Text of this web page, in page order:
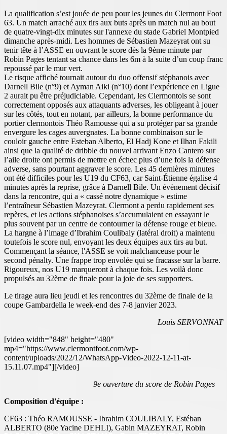
La qualification s’est jouée de peu pour les jeunes du Clermont Foot
63. Un match arraché aux tirs aux buts après un match nul au bout
de quatre-vingt-dix minutes sur l'annexe du stade Gabriel Montpied
dimanche après-midi. Les hommes de Sébastien Mazeyrat ont su
tenir tête à l’ASSE en ouvrant le score dès la 9ème minute par
Robin Pages tentant sa chance dans les 6m à la suite d’un coup franc
repoussé par le mur vert.
Le risque affiché tournait autour du duo offensif stéphanois avec
Darnell Bile (n°9) et Ayman Aiki (n°10) dont l’expérience en Ligue
2 aurait pu être préjudiciable. Cependant, les Clermontois se sont
correctement opposés aux attaquants adverses, les obligeant à jouer
sur les côtés, tout en notant, par ailleurs, la bonne performance du
portier clermontois Théo Ramousse qui a su protéger par sa grande
envergure les cages auvergnates. La bonne combinaison sur le
couloir gauche entre Esteban Alberto, El Hadj Kone et Ilhan Fakili
ainsi que la qualité de dribble du nouvel arrivant Enzo Cantero sur
l’aile droite ont permis de mettre en échec plus d’une fois la défense
adverse, sans pourtant aggraver le score. Les 45 dernières minutes
ont été difficiles pour les U19 du CF63, car Saint-Étienne égalise 4
minutes après la reprise, grâce à Darnell Bile. Un évènement décisif
dans la rencontre, qui a « cassé notre dynamique » estime
l’entraîneur Sébastien Mazeyrat. Clermont a perdu rapidement ses
repères, et les actions stéphanoises s’accumulaient en essayant le
plus souvent par un centre de contourner la défense rouge et bleue.
La hargne à l’image d’Ibrahim Coulibaly (latéral droit) a maintenu
toutefois le score nul, envoyant les deux équipes aux tirs au but.
Commençant la séance, l'ASSE se voit malchanceuse pour le
second pénalty. Une frappe trop envolée qui se fracasse sur la barre.
Rigoureux, nos U19 marqueront à chaque fois. Les voilà donc
propulsés au 32ème de finale pour la joie de ses supporters.
Le tirage aura lieu jeudi et les rencontres du 32ème de finale de la
coupe Gambardella le week-end des 7-8 janvier 2023.
Louis SERVONNAT
[video width="848" height="480"
mp4="https://www.clermontfoot.com/wp-
content/uploads/2022/12/WhatsApp-Video-2022-12-11-at-
15.11.07.mp4"][/video]
9e ouverture du score de Robin Pages
Composition d'équipe :
CF63 : Théo RAMOUSSE - Ibrahim COULIBALY, Estéban
ALBERTO (80e Yacine DEHLI), Gabin MAZEYRAT, Robin